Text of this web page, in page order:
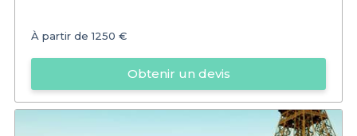
À partir de1250 €
Obtenir un devis